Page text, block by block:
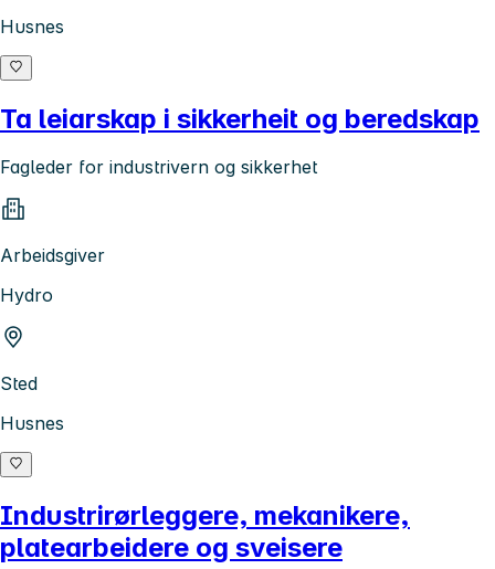
Husnes
Ta leiarskap i sikkerheit og beredskap
Fagleder for industrivern og sikkerhet
Arbeidsgiver
Hydro
Sted
Husnes
Industrirørleggere, mekanikere,
platearbeidere og sveisere